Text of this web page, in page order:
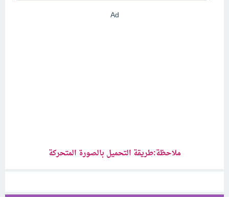
Ad
ملاحظة:طريقة التحميل بالصورة المتحركة